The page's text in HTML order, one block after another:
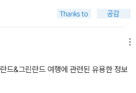
드&그린란드 여행에 관련된 유용한 정보